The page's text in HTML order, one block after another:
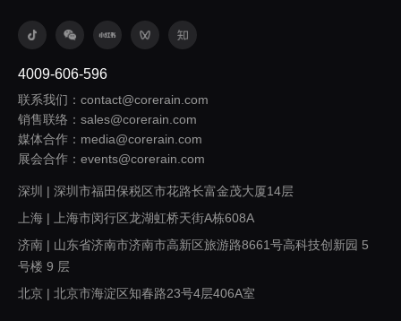
4009-606-596
联系我们：contact@corerain.com
销售联络：sales@corerain.com
媒体合作：media@corerain.com
展会合作：events@corerain.com
深圳 | 深圳市福田保税区市花路长富金茂大厦14层
上海 | 上海市闵行区龙湖虹桥天街A栋608A
济南 | 山东省济南市济南市高新区旅游路8661号高科技创新园 5
号楼 9 层
北京 | 北京市海淀区知春路23号4层406A室